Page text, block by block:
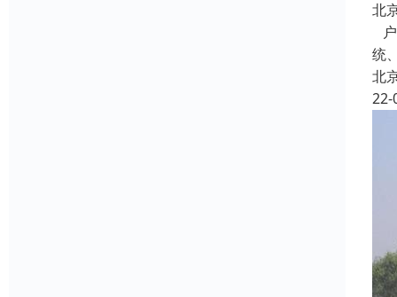
北
统
北
22-